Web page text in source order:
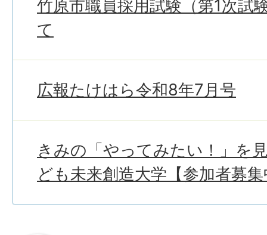
竹原市職員採用試験（第1次試
て
広報たけはら令和8年7月号
きみの「やってみたい！」を
ども未来創造大学【参加者募